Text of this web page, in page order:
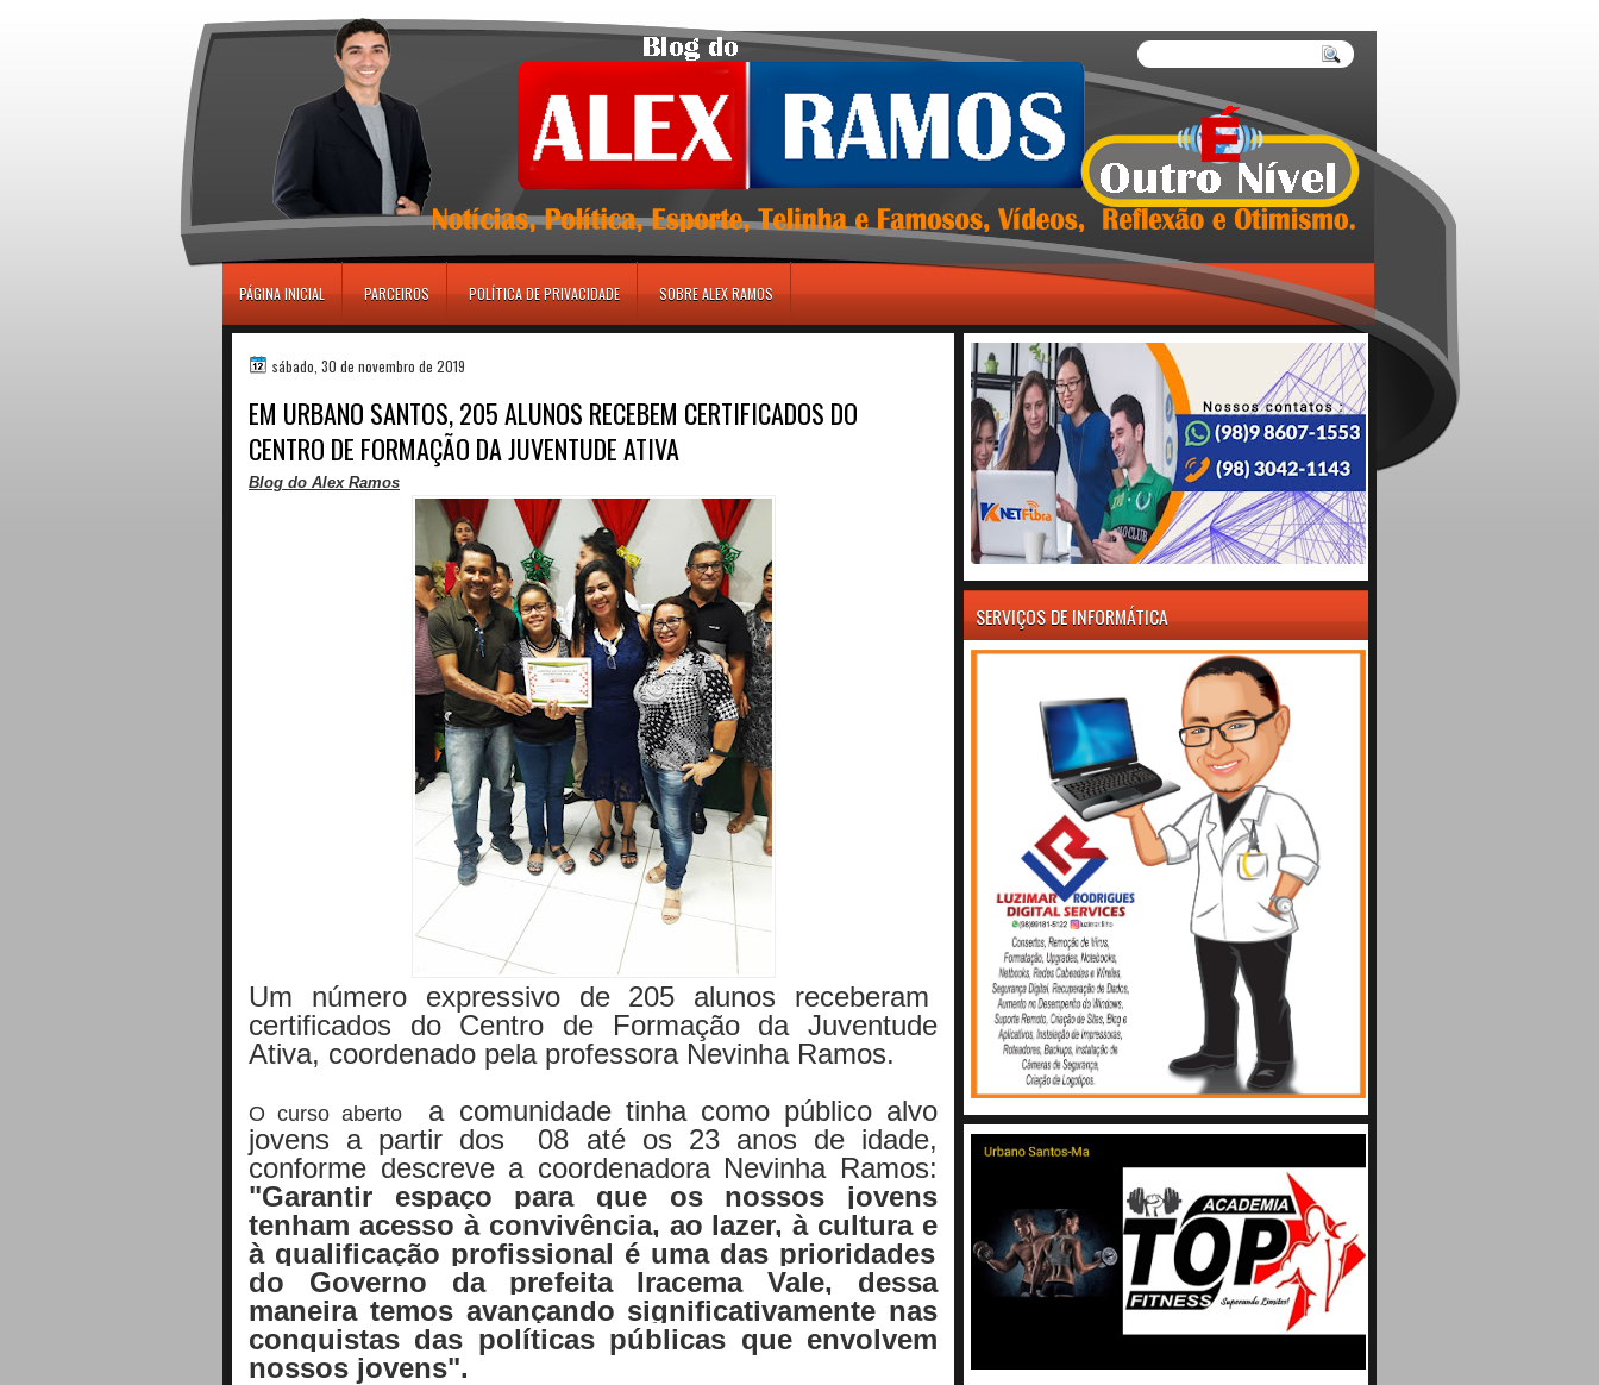
PÁGINA INICIAL PARCEIROS POLÍTICA DE PRIVACIDADE SOBRE ALEX RAMOS
sábado, 30 de novembro de 2019
EM URBANO SANTOS, 205 ALUNOS RECEBEM CERTIFICADOS DO
CENTRO DE FORMAÇÃO DA JUVENTUDE ATIVA
Blog do Alex Ramos
Um número expressivo de 205 alunos receberam
certificados do Centro de Formação da Juventude
Ativa, coordenado pela professora Nevinha Ramos.
Ocurso aberto
a comunidade tinha como público alvo
jovens a partir dos 08 até os 23 anos de idade,
conforme descreve a coordenadora Nevinha Ramos:
"Garantir espaço para que os nossos jovens
tenham acesso à convivência, ao lazer, à cultura e
à qualificação profissional é uma das prioridades
do Governo da prefeita Iracema Vale, dessa
maneira temos avançando significativamente nas
conquistas das políticas públicas que envolvem
nossos jovens".
SERVIÇOS DE INFORMÁTICA